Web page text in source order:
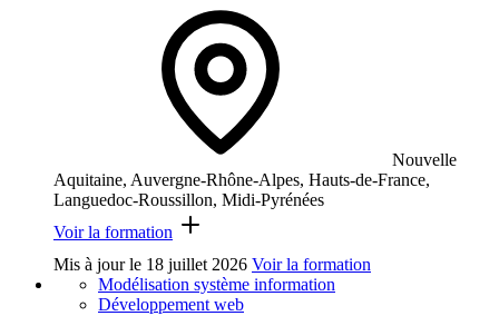
Nouvelle
Aquitaine, Auvergne-Rhône-Alpes, Hauts-de-France,
Languedoc-Roussillon, Midi-Pyrénées
Voir la formation
Mis à jour le 18 juillet 2026 Voir la formation
Modélisation système information
Développement web